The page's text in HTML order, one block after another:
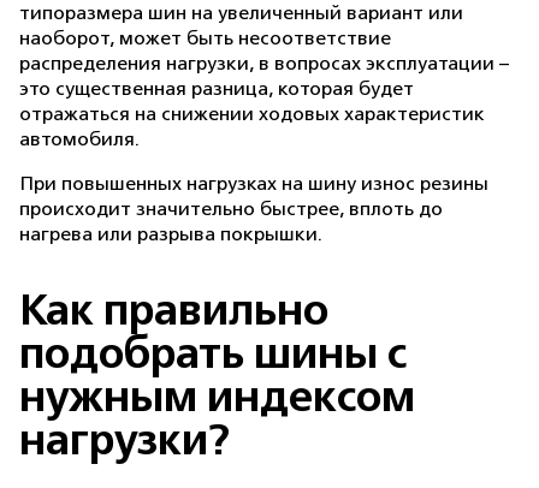
типоразмера шин на увеличенный вариант или
наоборот, может быть несоответствие
распределения нагрузки, в вопросах эксплуатации –
это существенная разница, которая будет
отражаться на снижении ходовых характеристик
автомобиля.
При повышенных нагрузках на шину износ резины
происходит значительно быстрее, вплоть до
нагрева или разрыва покрышки.
Как правильно
подобрать шины с
нужным индексом
нагрузки?